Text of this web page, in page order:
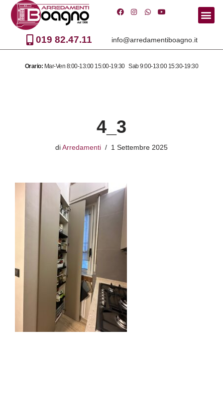
Vai
contenuto
019 82.47.11 info@arredamentiboagno.it
Orario: Mar-Ven 8:00-13:00 15:00-19:30 Sab 9:00-13:00 15:30-19:30
4_3
di Arredamenti 1 Settembre 2025